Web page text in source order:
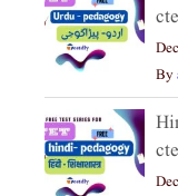
By